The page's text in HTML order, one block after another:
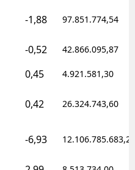
-1,88 97.851.774,54
-0,52 42.866.095,87
0,45 4.921.581,30
0,42 26.324.743,60
-6,93 12.106.785.683,20